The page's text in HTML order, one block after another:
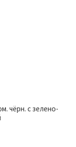
чёрн. с зелено-